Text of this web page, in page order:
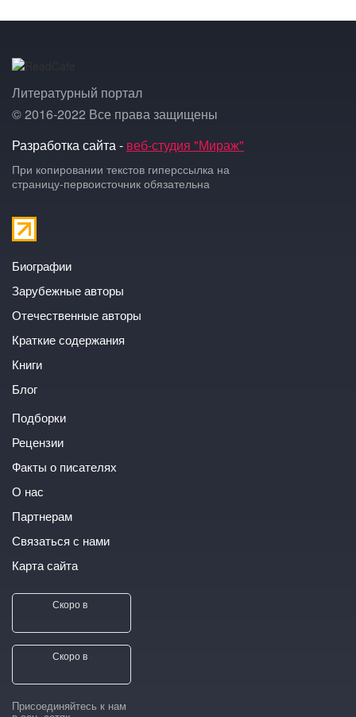
Литературный портал
© 2016-2022 Все права защищены
Разработка сайта - веб-студия "Мираж"
При копировании текстов гиперссылка на
страницу-первоисточник обязательна
Биографии
Зарубежные авторы
Отечественные авторы
Краткие содержания
Книги
Блог
Подборки
Рецензии
Факты о писателях
О нас
Партнерам
Связаться с нами
Карта сайта
Скоро в
Скоро в
Присоединяйтесь к нам